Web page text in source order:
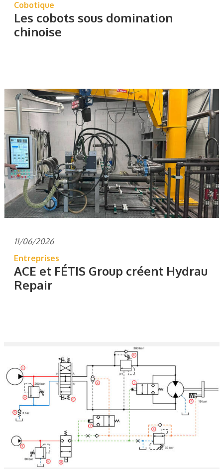
Cobotique
Les cobots sous domination
chinoise
11/06/2026
Entreprises
ACE et FÉTIS Group créent Hydrau
Repair